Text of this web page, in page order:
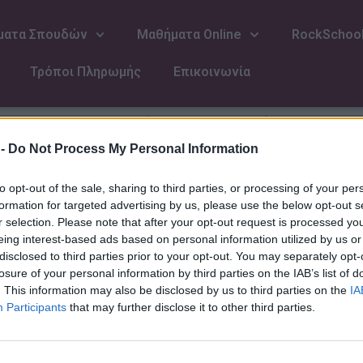
Do Not Process My Personal Information
opt-out of the sale, sharing to third parties, or processing of your
for targeted advertising by us, please use the below opt-out
selection. Please note that after your opt-out request is processed
interest-based ads based on personal information utilized by us
to third parties prior to your opt-out. You may separately
of your personal information by third parties on the IAB’s list of
This information may also be disclosed by us to third parties on the
Participants that may further disclose it to other third parties.
Σπουδών Μαθήματα Online RockSchool
Τρόποι Πληρωμής Επικοινωνία
Πληροφορίες για το Βιολοντσέλο
όργανο που παίζεται με δοξάρι. Έχει τέσσερις
το βιολοντσέλο ανάμεσα στα πόδια του και το
η βιόλα ντα γκάμπα.
Είναι βασικό όργανο τόσο στη μουσική δωματίου όσο
είναι πιο παχιές από του βιολιού και της βιόλας και
λόγω όμως της μεγάλης μουσικής του έκτασης, είναι
μέσα του 16ου αι. και αρχικά ονομαζόταν
του οριστικού τύπου και των διαστάσεων του
τον 17o αι., με τον Μπαχ και τις Σουίτες του για σόλο
δυνατότητές του. Με τον ρομαντισμό, το βιολοντσέλο
ορισμένα χαρακτηριστικά μουσικά θέματα ενώ έπαιξε